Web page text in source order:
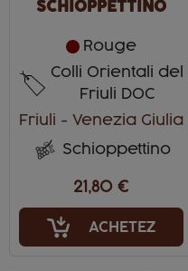
SCHIOPPETTINO
Rouge
Colli Orientali del
Friuli DOC
Friuli - Venezia Giulia
Schioppettino
21,80 €
ACHETEZ